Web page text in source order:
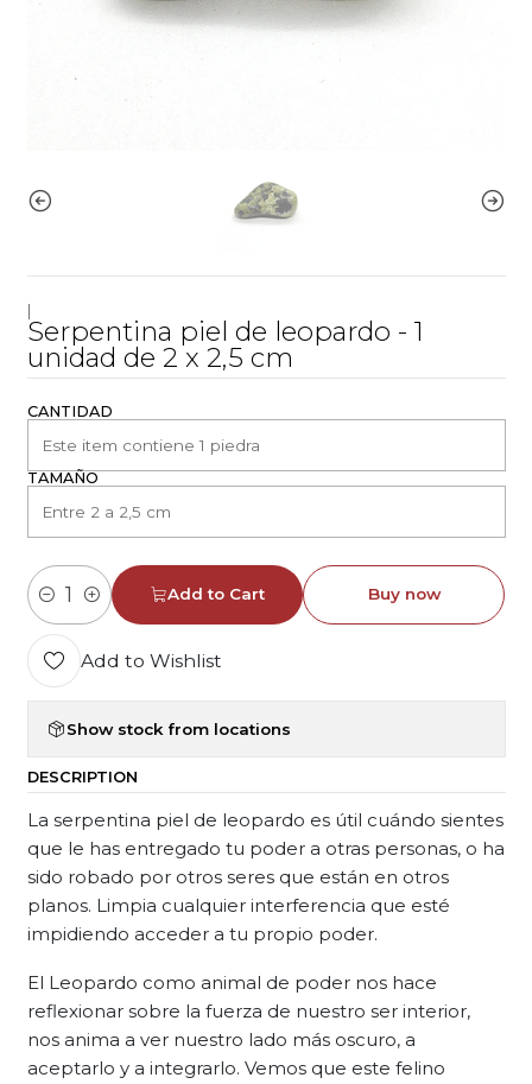
Serpentina piel de leopardo - 1
unidad de 2 x 2,5 cm
CANTIDAD
TAMAÑO
Quantity
Add to Cart Buy now
Add to Wishlist
Show stock from locations
DESCRIPTION
La serpentina piel de leopardo es útil cuándo sientes
que le has entregado tu poder a otras personas, o ha
sido robado por otros seres que están en otros
planos. Limpia cualquier interferencia que esté
impidiendo acceder a tu propio poder.
El Leopardo como animal de poder nos hace
reflexionar sobre la fuerza de nuestro ser interior,
nos anima a ver nuestro lado más oscuro, a
aceptarlo y a integrarlo. Vemos que este felino